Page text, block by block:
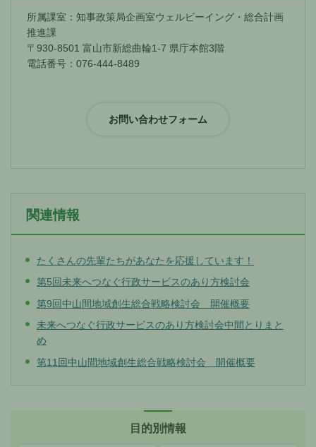
所属課室：知事政策局企画室ウェルビーイング・総合計画
推進課
〒930-8501 富山市新総曲輪1-7 県庁本館3階
電話番号：076-444-8489
関連情報
たくさんの先輩たちがあなたを応援しています！
第5回未来へつなぐ行政サービスのあり方検討会
第9回中山間地域創生総合戦略検討会 開催概要
未来へつなぐ行政サービスのあり方検討会中間とりまと
め
第11回中山間地域創生総合戦略検討会 開催概要
目的別情報